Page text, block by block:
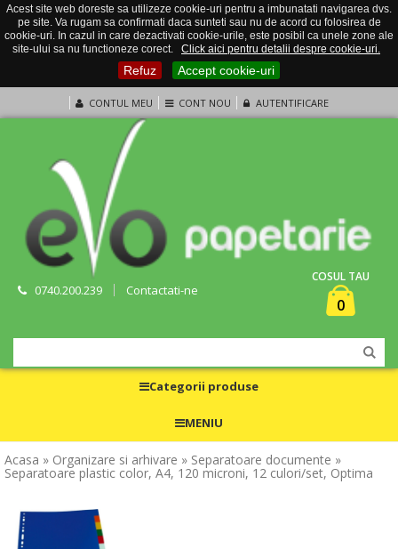
Acest site web doreste sa utilizeze cookie-uri pentru a imbunatati navigarea dvs.
pe site. Va rugam sa confirmati daca sunteti sau nu de acord cu folosirea de
cookie-uri. In cazul in care dezactivati cookie-urile, este posibil ca unele zone ale
site-ului sa nu functioneze corect.
Click aici pentru detalii despre cookie-uri.
Refuz Accept cookie-uri
CONTUL MEU CONT NOU AUTENTIFICARE
0740.200.239 Contactati-ne
COSUL TAU
0
Categorii produse
MENIU
Acasa » Organizare si arhivare » Separatoare documente »
Separatoare plastic color, A4, 120 microni, 12 culori/set, Optima